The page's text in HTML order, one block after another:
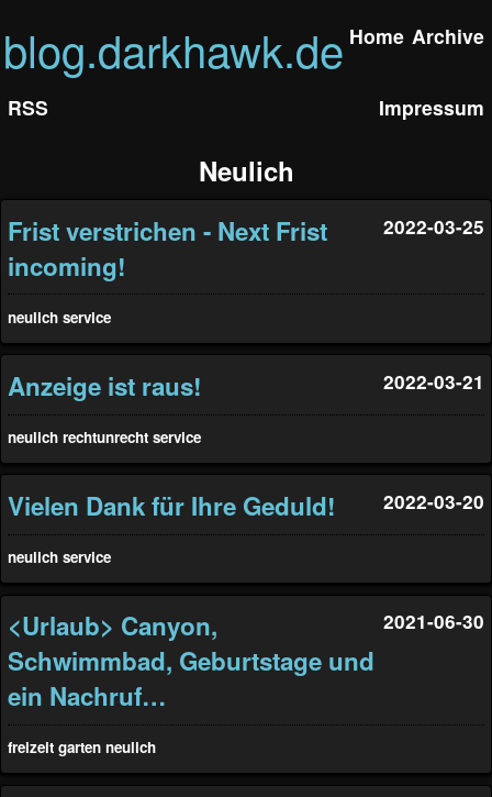
blog.darkhawk.de Home Archive
RSS Impressum
Neulich
Frist verstrichen - Next Frist
incoming!
2022-03-25
neulich service
Anzeige ist raus! 2022-03-21
neulich rechtunrecht service
Vielen Dank für Ihre Geduld! 2022-03-20
neulich service
<Urlaub> Canyon,
Schwimmbad, Geburtstage und
ein Nachruf…
2021-06-30
freizeit garten neulich